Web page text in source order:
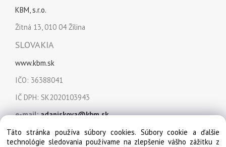
KBM, s.r.o.
Žitná 13, 010 04 Žilina
SLOVAKIA
www.kbm.sk
IČO: 36388041
IČ DPH: SK2020103943
e-mail:adaniskova@kbm.sk
Táto stránka používa súbory cookies. Súbory cookie a ďalšie
technológie sledovania používame na zlepšenie vášho zážitku z